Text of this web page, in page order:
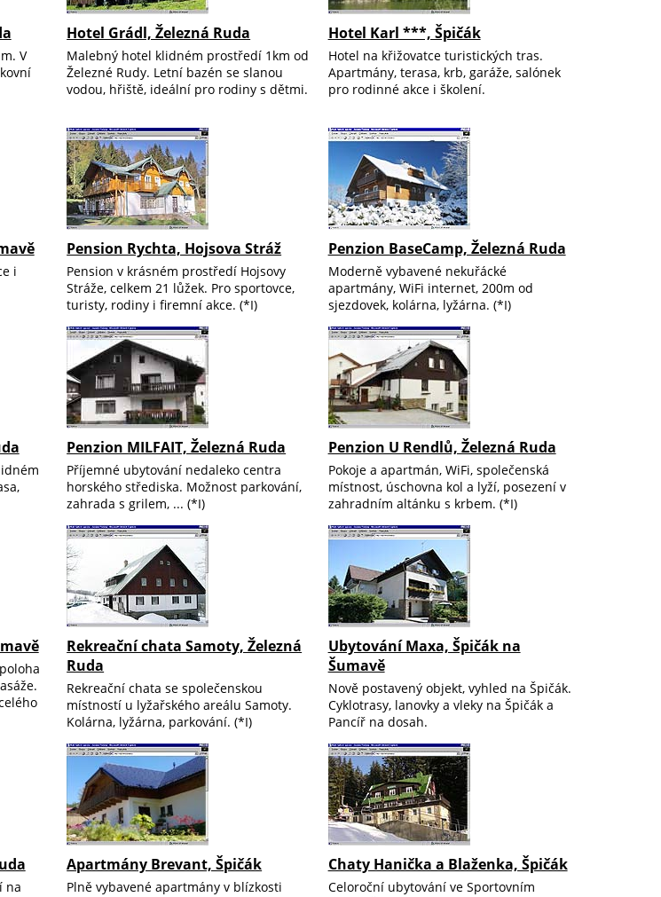
V
Hotel Grádl, Železná Ruda
Malebný hotel klidném prostředí 1km od
Železné Rudy. Letní bazén se slanou
vodou, hřiště, ideální pro rodiny s dětmi.
Hotel Karl ***, Špičák
Hotel na křižovatce turistických tras.
Apartmány, terasa, krb, garáže, salónek
pro rodinné akce i školení.
i
Pension Rychta, Hojsova Stráž
Pension v krásném prostředí Hojsovy
Stráže, celkem 21 lůžek. Pro sportovce,
turisty, rodiny i firemní akce. (*I)
Penzion BaseCamp, Železná Ruda
Moderně vybavené nekuřácké
apartmány, WiFi internet, 200m od
sjezdovek, kolárna, lyžárna. (*I)
Penzion MILFAIT, Železná Ruda
Příjemné ubytování nedaleko centra
horského střediska. Možnost parkování,
zahrada s grilem, ... (*I)
Penzion U Rendlů, Železná Ruda
Pokoje a apartmán, WiFi, společenská
místnost, úschovna kol a lyží, posezení v
zahradním altánku s krbem. (*I)
Rekreační chata Samoty, Železná
Ruda
Rekreační chata se společenskou
místností u lyžařského areálu Samoty.
Kolárna, lyžárna, parkování. (*I)
Ubytování Maxa, Špičák na
Šumavě
Nově postavený objekt, vyhled na Špičák.
Cyklotrasy, lanovky a vleky na Špičák a
Pancíř na dosah.
na
Apartmány Brevant, Špičák
Plně vybavené apartmány v blízkosti
Chaty Hanička a Blaženka, Špičák
Celoroční ubytování ve Sportovním